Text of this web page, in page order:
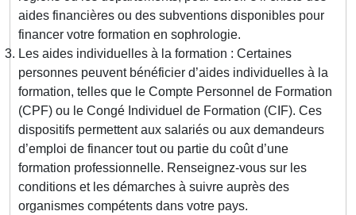
aides financières ou des subventions disponibles pour
financer votre formation en sophrologie.
Les aides individuelles à la formation : Certaines
personnes peuvent bénéficier d’aides individuelles à la
formation, telles que le Compte Personnel de Formation
(CPF) ou le Congé Individuel de Formation (CIF). Ces
dispositifs permettent aux salariés ou aux demandeurs
d’emploi de financer tout ou partie du coût d’une
formation professionnelle. Renseignez-vous sur les
conditions et les démarches à suivre auprès des
organismes compétents dans votre pays.